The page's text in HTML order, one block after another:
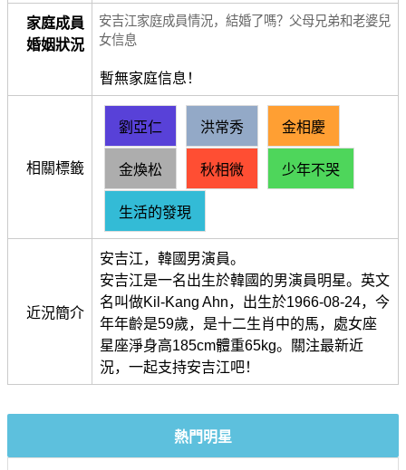
家庭成員
婚姻狀況
安吉江家庭成員情況，結婚了嗎？父母兄弟和老婆兒
女信息
暫無家庭信息！
相關標籤
劉亞仁 洪常秀 金相慶
金煥松 秋相微 少年不哭
生活的發現
近況簡介
安吉江，韓國男演員。
安吉江是一名出生於韓國的男演員明星。英文
名叫做Kil-Kang Ahn，出生於1966-08-24，今
年年齡是59歲，是十二生肖中的馬，處女座
星座淨身高185cm體重65kg。關注最新近
況，一起支持安吉江吧！
熱門明星